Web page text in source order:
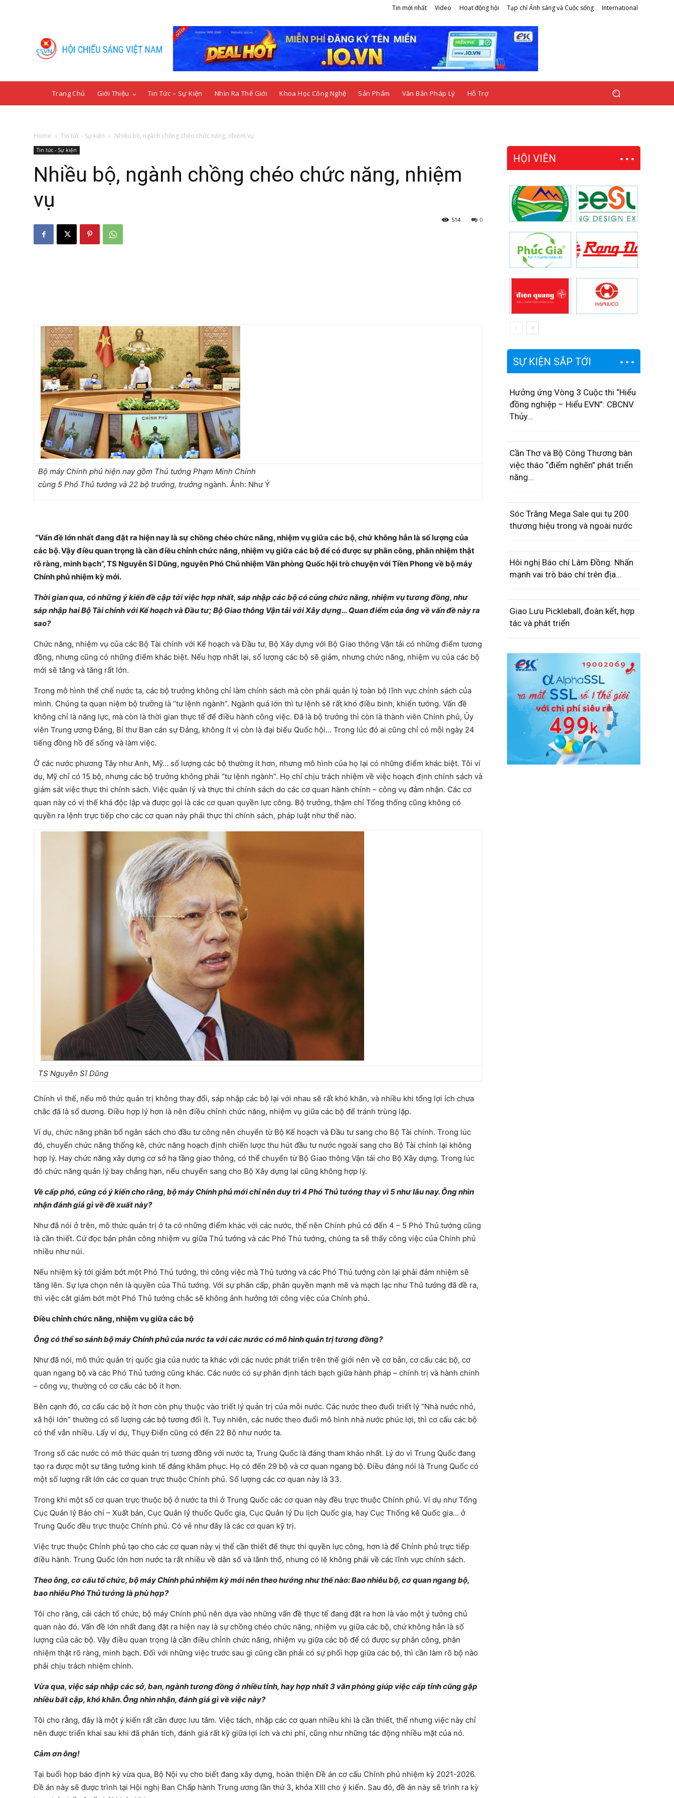
Tin mới nhất Video Hoạt động hội Tạp chí Ánh sáng và Cuộc sống International
Trang Chủ Giới Thiệu Tin Tức – Sự Kiện Nhìn Ra Thế Giới Khoa Học Công Nghệ Sản Phẩm Văn Bản Pháp Lý Hỗ Trợ
Home Tin tức - Sự kiện Nhiều bộ, ngành chồng chéo chức năng, nhiệm vụ
Tin tức - Sự kiện
Nhiều bộ, ngành chồng chéo chức năng, nhiệm
vụ
0
514
Bộ máy Chính phủ hiện nay gồm Thủ tướng Phạm Minh Chính
cùng 5 Phó Thủ tướng và 22 bộ trưởng, trưởng ngành. Ảnh: Như Ý
“Vấn đề lớn nhất đang đặt ra hiện nay là sự chồng chéo chức năng, nhiệm vụ giữa các bộ, chứ không hẳn là số lượng của
các bộ. Vậy điều quan trọng là cần điều chỉnh chức năng, nhiệm vụ giữa các bộ để có được sự phân công, phân nhiệm thật
rõ ràng, minh bạch”, TS Nguyễn Sĩ Dũng, nguyên Phó Chủ nhiệm Văn phòng Quốc hội trò chuyện với Tiền Phong về bộ máy
Chính phủ nhiệm kỳ mới.
Thời gian qua, có những ý kiến đề cập tới việc hợp nhất, sáp nhập các bộ có cùng chức năng, nhiệm vụ tương đồng, như
sáp nhập hai Bộ Tài chính với Kế hoạch và Đầu tư; Bộ Giao thông Vận tải với Xây dựng… Quan điểm của ông về vấn đề này ra
sao?
Chức năng, nhiệm vụ của các Bộ Tài chính với Kế hoạch và Đầu tư, Bộ Xây dựng với Bộ Giao thông Vận tải có những điểm tương
đồng, nhưng cũng có những điểm khác biệt. Nếu hợp nhất lại, số lượng các bộ sẽ giảm, nhưng chức năng, nhiệm vụ của các bộ
mới sẽ tăng và tăng rất lớn.
Trong mô hình thể chế nước ta, các bộ trưởng không chỉ làm chính sách mà còn phải quản lý toàn bộ lĩnh vực chính sách của
mình. Chúng ta quan niệm bộ trưởng là “tư lệnh ngành”. Ngành quá lớn thì tư lệnh sẽ rất khó điều binh, khiển tướng. Vấn đề
không chỉ là năng lực, mà còn là thời gian thực tế để điều hành công việc. Đã là bộ trưởng thì còn là thành viên Chính phủ, Ủy
viên Trung ương Đảng, Bí thư Ban cán sự Đảng, không ít vị còn là đại biểu Quốc hội… Trong lúc đó ai cũng chỉ có mỗi ngày 24
tiếng đồng hồ để sống và làm việc.
Ở các nước phương Tây như Anh, Mỹ… số lượng các bộ thường ít hơn, nhưng mô hình của họ lại có những điểm khác biệt. Tôi ví
dụ, Mỹ chỉ có 15 bộ, nhưng các bộ trưởng không phải “tư lệnh ngành”. Họ chỉ chịu trách nhiệm về việc hoạch định chính sách và
giám sát việc thực thi chính sách. Việc quản lý và thực thi chính sách do các cơ quan hành chính – công vụ đảm nhận. Các cơ
quan này có vị thế khá độc lập và được gọi là các cơ quan quyền lực công. Bộ trưởng, thậm chí Tổng thống cũng không có
quyền ra lệnh trực tiếp cho các cơ quan này phải thực thi chính sách, pháp luật như thế nào.
TS Nguyễn Sĩ Dũng
Chính vì thế, nếu mô thức quản trị không thay đổi, sáp nhập các bộ lại với nhau sẽ rất khó khăn, và nhiều khi tổng lợi ích chưa
chắc đã là số dương. Điều hợp lý hơn là nên điều chỉnh chức năng, nhiệm vụ giữa các bộ để tránh trùng lặp.
Ví dụ, chức năng phân bổ ngân sách cho đầu tư công nên chuyển từ Bộ Kế hoạch và Đầu tư sang cho Bộ Tài chính. Trong lúc
đó, chuyển chức năng thống kê, chức năng hoạch định chiến lược thu hút đầu tư nước ngoài sang cho Bộ Tài chính lại không
hợp lý. Hay chức năng xây dựng cơ sở hạ tầng giao thông, có thể chuyển từ Bộ Giao thông Vận tải cho Bộ Xây dựng. Trong lúc
đó chức năng quản lý bay chẳng hạn, nếu chuyển sang cho Bộ Xây dựng lại cũng không hợp lý.
Về cấp phó, cũng có ý kiến cho rằng, bộ máy Chính phủ mới chỉ nên duy trì 4 Phó Thủ tướng thay vì 5 như lâu nay. Ông nhìn
nhận đánh giá gì về đề xuất này?
Như đã nói ở trên, mô thức quản trị ở ta có những điểm khác với các nước, thế nên Chính phủ có đến 4 – 5 Phó Thủ tướng cũng
là cần thiết. Cứ đọc bản phân công nhiệm vụ giữa Thủ tướng và các Phó Thủ tướng, chúng ta sẽ thấy công việc của Chính phủ
nhiều như núi.
Nếu nhiệm kỳ tới giảm bớt một Phó Thủ tướng, thì công việc mà Thủ tướng và các Phó Thủ tướng còn lại phải đảm nhiệm sẽ
tăng lên. Sự lựa chọn nên là quyền của Thủ tướng. Với sự phân cấp, phân quyền mạnh mẽ và mạch lạc như Thủ tướng đã đề ra,
thì việc cắt giảm bớt một Phó Thủ tướng chắc sẽ không ảnh hưởng tới công việc của Chính phủ.
Điều chỉnh chức năng, nhiệm vụ giữa các bộ
Ông có thể so sánh bộ máy Chính phủ của nước ta với các nước có mô hình quản trị tương đồng?
Như đã nói, mô thức quản trị quốc gia của nước ta khác với các nước phát triển trên thế giới nên về cơ bản, cơ cấu các bộ, cơ
quan ngang bộ và các Phó Thủ tướng cũng khác. Các nước có sự phân định tách bạch giữa hành pháp – chính trị và hành chính
– công vụ, thường có cơ cấu các bộ ít hơn.
Bên cạnh đó, cơ cấu các bộ ít hơn còn phụ thuộc vào triết lý quản trị của mỗi nước. Các nước theo đuổi triết lý “Nhà nước nhỏ,
xã hội lớn” thường có số lượng các bộ tương đối ít. Tuy nhiên, các nước theo đuổi mô hình nhà nước phúc lợi, thì cơ cấu các bộ
có thể vẫn nhiều. Lấy ví dụ, Thụy Điển cũng có đến 22 Bộ như nước ta.
Trong số các nước có mô thức quản trị tương đồng với nước ta, Trung Quốc là đáng tham khảo nhất. Lý do vì Trung Quốc đang
tạo ra được một sự tăng tưởng kinh tế đáng khâm phục. Họ có đến 29 bộ và cơ quan ngang bộ. Điều đáng nói là Trung Quốc có
một số lượng rất lớn các cơ quan trực thuộc Chính phủ. Số lượng các cơ quan này là 33.
Trong khi một số cơ quan trực thuộc bộ ở nước ta thì ở Trung Quốc các cơ quan này đều trực thuộc Chính phủ. Ví dụ như Tổng
Cục Quản lý Báo chí – Xuất bản, Cục Quản lý thuốc Quốc gia, Cục Quản lý Du lịch Quốc gia, hay Cục Thống kê Quốc gia… ở
Trung Quốc đều trực thuộc Chính phủ. Có vẻ như đây là các cơ quan kỹ trị.
Việc trực thuộc Chính phủ tạo cho các cơ quan này vị thế cần thiết để thực thi quyền lực công, hơn là để Chính phủ trực tiếp
điều hành. Trung Quốc lớn hơn nước ta rất nhiều về dân số và lãnh thổ, nhưng có lẽ không phải về các lĩnh vực chính sách.
Theo ông, cơ cấu tổ chức, bộ máy Chính phủ nhiệm kỳ mới nên theo hướng như thế nào: Bao nhiêu bộ, cơ quan ngang bộ,
bao nhiêu Phó Thủ tướng là phù hợp?
Tôi cho rằng, cải cách tổ chức, bộ máy Chính phủ nên dựa vào những vấn đề thực tế đang đặt ra hơn là vào một ý tưởng chủ
quan nào đó. Vấn đề lớn nhất đang đặt ra hiện nay là sự chồng chéo chức năng, nhiệm vụ giữa các bộ, chứ không hẳn là số
lượng của các bộ. Vậy điều quan trọng là cần điều chỉnh chức năng, nhiệm vụ giữa các bộ để có được sự phân công, phân
nhiệm thật rõ ràng, minh bạch. Đối với những việc trước sau gì cũng cần phải có sự phối hợp giữa các bộ, thì cần làm rõ bộ nào
phải chịu trách nhiệm chính.
Vừa qua, việc sáp nhập các sở, ban, ngành tương đồng ở nhiều tỉnh, hay hợp nhất 3 văn phòng giúp việc cấp tỉnh cũng gặp
nhiều bất cập, khó khăn. Ông nhìn nhận, đánh giá gì về việc này?
Tôi cho rằng, đây là một ý kiến rất cần được lưu tâm. Việc tách, nhập các cơ quan nhiều khi là cần thiết, thế nhưng việc này chỉ
nên được triển khai sau khi đã phân tích, đánh giá rất kỹ giữa lợi ích và chi phí, cũng như những tác động nhiều mặt của nó.
Cảm ơn ông!
Tại buổi họp báo định kỳ vừa qua, Bộ Nội vụ cho biết đang xây dựng, hoàn thiện Đề án cơ cấu Chính phủ nhiệm kỳ 2021-2026.
Đề án này sẽ được trình tại Hội nghị Ban Chấp hành Trung ương lần thứ 3, khóa XIII cho ý kiến. Sau đó, đề án này sẽ trình ra kỳ
HỘI VIÊN
SỰ KIỆN SẮP TỚI
Hưởng ứng Vòng 3 Cuộc thi “Hiểu
đồng nghiệp – Hiểu EVN”: CBCNV
Thủy...
Cần Thơ và Bộ Công Thương bàn
việc tháo “điểm nghẽn” phát triển
năng...
Sóc Trăng Mega Sale qui tụ 200
thương hiệu trong và ngoài nước
Hôi nghị Báo chí Lâm Đồng: Nhấn
mạnh vai trò báo chí trên địa...
Giao Lưu Pickleball, đoàn kết, hợp
tác và phát triển